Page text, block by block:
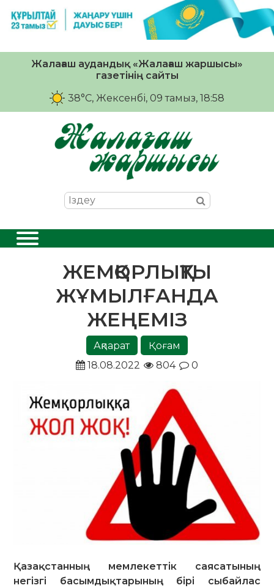
Жалағаш аудандық «Жалағаш жаршысы»
газетінің сайты
38°C, Жексенбі, 09 тамыз, 18:58
ЖЕМҚОРЛЫҚТЫ
ЖҰМЫЛҒАНДА
ЖЕҢЕМІЗ
Ақпарат
Қоғам
18.08.2022
804 0
Қазақстанның мемлекеттік саясатының
негізгі басымдықтарының бірі сыбайлас